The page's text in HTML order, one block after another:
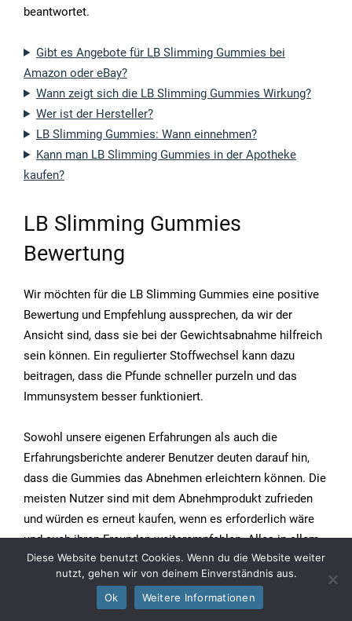
beantwortet.
Gibt es Angebote für LB Slimming Gummies bei
Amazon oder eBay?
Wann zeigt sich die LB Slimming Gummies Wirkung?
Wer ist der Hersteller?
LB Slimming Gummies: Wann einnehmen?
Kann man LB Slimming Gummies in der Apotheke
kaufen?
LB Slimming Gummies
Bewertung
Wir möchten für die LB Slimming Gummies eine positive
Bewertung und Empfehlung aussprechen, da wir der
Ansicht sind, dass sie bei der Gewichtsabnahme hilfreich
sein können. Ein regulierter Stoffwechsel kann dazu
beitragen, dass die Pfunde schneller purzeln und das
Immunsystem besser funktioniert.
Sowohl unsere eigenen Erfahrungen als auch die
Erfahrungsberichte anderer Benutzer deuten darauf hin,
dass die Gummies das Abnehmen erleichtern können. Die
meisten Nutzer sind mit dem Abnehmprodukt zufrieden
und würden es erneut kaufen, wenn es erforderlich wäre
und auch ihren Freunden weiterempfehlen. Alles in allem
fällt unsere abschließende LB Slimming Gummies positiv
bis sehr positiv aus.
Diese Website benutzt Cookies. Wenn du die Website weiter
nutzt, gehen wir von deinem Einverständnis aus.
Ok
Weitere Informationen